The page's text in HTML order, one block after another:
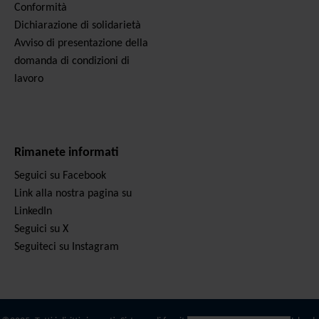
Conformità
Dichiarazione di solidarietà
Avviso di presentazione della
domanda di condizioni di
lavoro
Rimanete informati
Seguici su Facebook
Link alla nostra pagina su
LinkedIn
Seguici su X
Seguiteci su Instagram